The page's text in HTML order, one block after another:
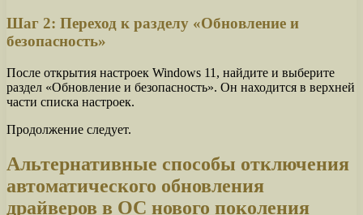
Шаг 2: Переход к разделу «Обновление и
безопасность»
После открытия настроек Windows 11, найдите и выберите
раздел «Обновление и безопасность». Он находится в верхней
части списка настроек.
Продолжение следует.
Альтернативные способы отключения
автоматического обновления
драйверов в ОС нового поколения